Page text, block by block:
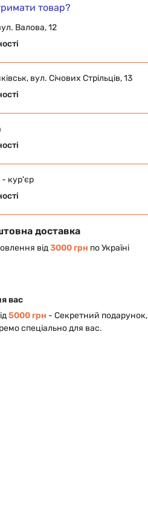
товар?
Валова, 12
вул. Січових Стрільців, 13
кур'єр
доставка
від3000 грн по Україні
вас
5000 грн - Cекретний подарунок,
спеціально для вас.